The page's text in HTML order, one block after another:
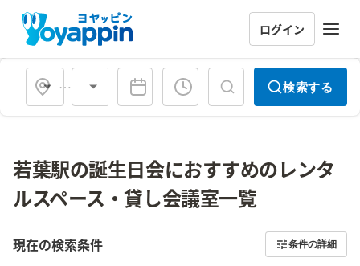
ログイン
会場タイプ 検索する
若葉駅の誕生日会におすすめのレンタ
ルスペース・貸し会議室一覧
現在の検索条件 条件の詳細